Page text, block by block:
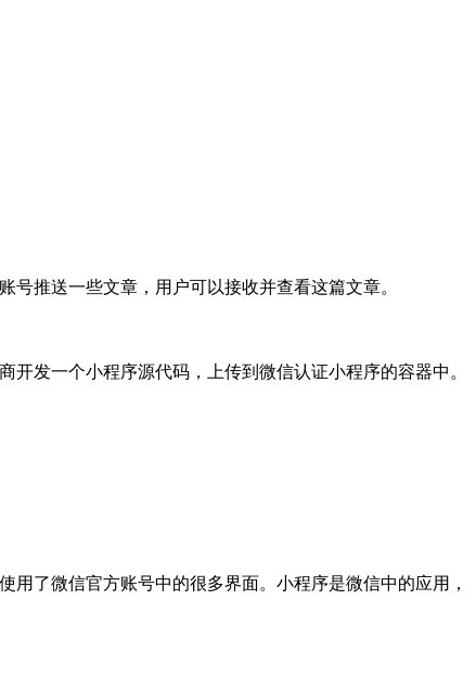
推送一些文章，用户可以接收并查看这篇文章。
发一个小程序源代码，上传到微信认证小程序的容器中。
了微信官方账号中的很多界面。小程序是微信中的应用，